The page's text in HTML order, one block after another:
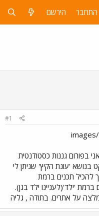
התחבר הירשם
#1
בפורום גננות כסטודנטית
בנושא 'עונת הקיץ' שניתן לי
להכיל תכנים ברמת
ברמת 'ילד'(לעניינו ילד בגן).
על אתרים. בתודה , גליה